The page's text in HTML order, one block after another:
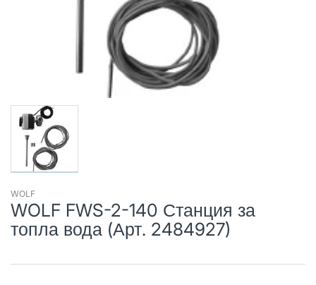
WOLF
WOLF FWS-2-140 Станция за
топла вода (Арт. 2484927)